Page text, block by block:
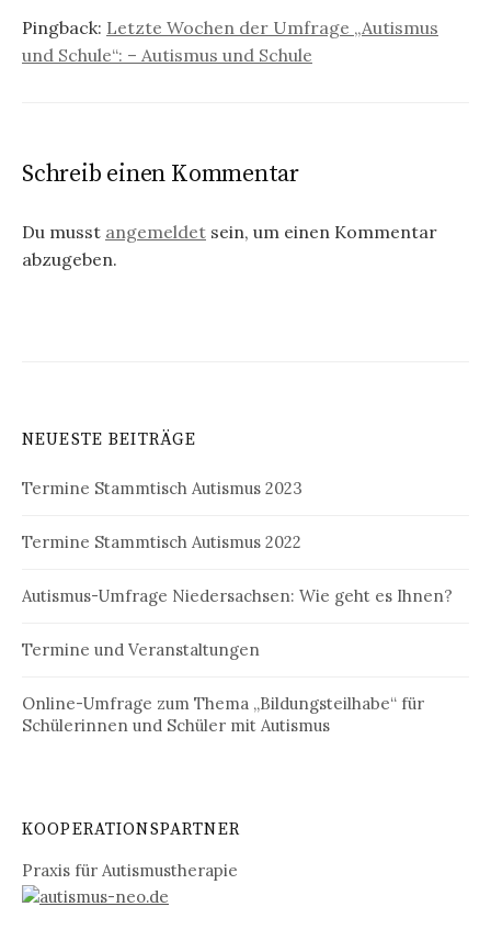
Pingback: Letzte Wochen der Umfrage „Autismus
und Schule“: – Autismus und Schule
Schreib einen Kommentar
Du musst angemeldet sein, um einen Kommentar
abzugeben.
NEUESTE BEITRÄGE
Termine Stammtisch Autismus 2023
Termine Stammtisch Autismus 2022
Autismus-Umfrage Niedersachsen: Wie geht es Ihnen?
Termine und Veranstaltungen
Online-Umfrage zum Thema „Bildungsteilhabe“ für
Schülerinnen und Schüler mit Autismus
KOOPERATIONSPARTNER
Praxis für Autismustherapie